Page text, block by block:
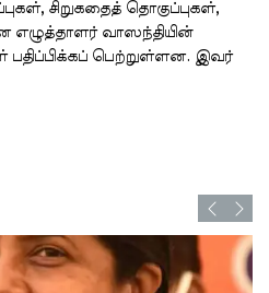
சிறுகதைத் தொகுப்புகள்,
வாஸந்தியின்
பதிப்பிக்கப் பெற்றுள்ளன. இவர்